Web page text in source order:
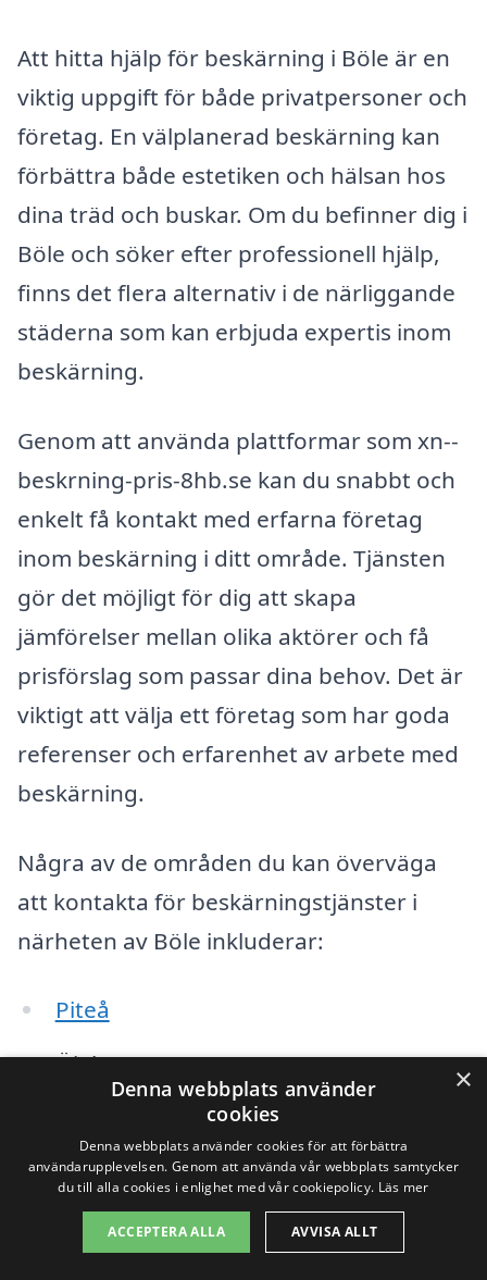
Att hitta hjälp för beskärning i Böle är en
viktig uppgift för både privatpersoner och
företag. En välplanerad beskärning kan
förbättra både estetiken och hälsan hos
dina träd och buskar. Om du befinner dig i
Böle och söker efter professionell hjälp,
finns det flera alternativ i de närliggande
städerna som kan erbjuda expertis inom
beskärning.
Genom att använda plattformar som xn--
beskrning-pris-8hb.se kan du snabbt och
enkelt få kontakt med erfarna företag
inom beskärning i ditt område. Tjänsten
gör det möjligt för dig att skapa
jämförelser mellan olika aktörer och få
prisförslag som passar dina behov. Det är
viktigt att välja ett företag som har goda
referenser och erfarenhet av arbete med
beskärning.
Några av de områden du kan överväga
att kontakta för beskärningstjänster i
närheten av Böle inkluderar:
Piteå
Öjebyn
Råneå
Björkskatan
×
Denna webbplats använder
cookies
Denna webbplats använder cookies för att förbättra
användarupplevelsen. Genom att använda vår webbplats samtycker
du till alla cookies i enlighet med vår cookiepolicy. Läs mer
ACCEPTERA ALLA AVVISA ALLT